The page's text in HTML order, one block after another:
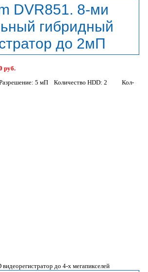
DVR851. 8-ми
гибридный
до 2мП
руб.
Разрешение: 5 мП Количество HDD: 2 Кол-